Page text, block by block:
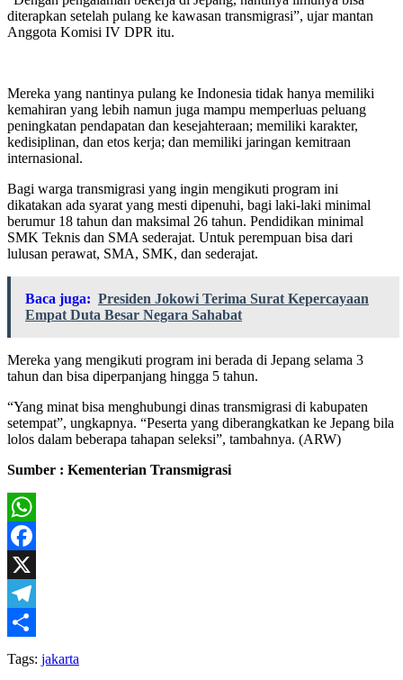
diterapkan setelah pulang ke kawasan transmigrasi”, ujar mantan
Anggota Komisi IV DPR itu.
Mereka yang nantinya pulang ke Indonesia tidak hanya memiliki
kemahiran yang lebih namun juga mampu memperluas peluang
peningkatan pendapatan dan kesejahteraan; memiliki karakter,
kedisiplinan, dan etos kerja; dan memiliki jaringan kemitraan
internasional.
Bagi warga transmigrasi yang ingin mengikuti program ini
dikatakan ada syarat yang mesti dipenuhi, bagi laki-laki minimal
berumur 18 tahun dan maksimal 26 tahun. Pendidikan minimal
SMK Teknis dan SMA sederajat. Untuk perempuan bisa dari
lulusan perawat, SMA, SMK, dan sederajat.
Baca juga: Presiden Jokowi Terima Surat Kepercayaan
Empat Duta Besar Negara Sahabat
Mereka yang mengikuti program ini berada di Jepang selama 3
tahun dan bisa diperpanjang hingga 5 tahun.
“Yang minat bisa menghubungi dinas transmigrasi di kabupaten
setempat”, ungkapnya. “Peserta yang diberangkatkan ke Jepang bila
lolos dalam beberapa tahapan seleksi”, tambahnya. (ARW)
Sumber : Kementerian Transmigrasi
WhatsApp
Facebook
X
Telegram
Share
Tags: jakarta